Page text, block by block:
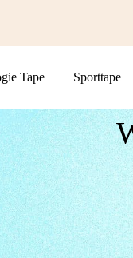
Tape Sporttape